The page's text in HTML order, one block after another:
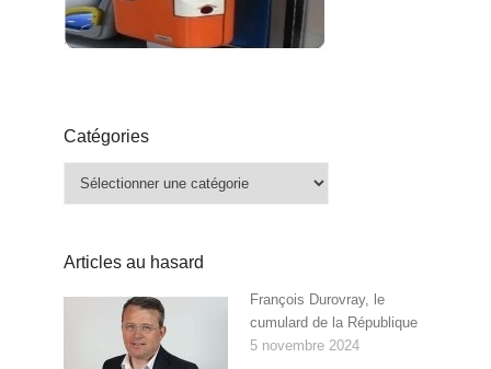
Catégories
Articles au hasard
François Durovray, le
cumulard de la République
5 novembre 2024